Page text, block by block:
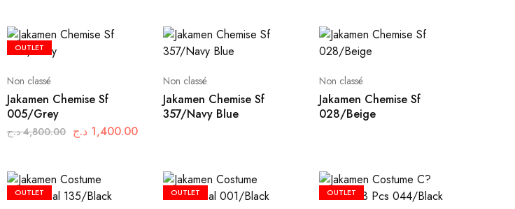
OUTLET
Non classé
Jakamen Chemise Sf
005/Grey
4,800.00 د.ج 1,400.00 د.ج
Non classé
Jakamen Chemise Sf
357/Navy Blue
Non classé
Jakamen Chemise Sf
028/Beige
OUTLET OUTLET OUTLET